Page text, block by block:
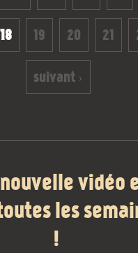
18 19 20 21
suivant ›
vidéo
les
!